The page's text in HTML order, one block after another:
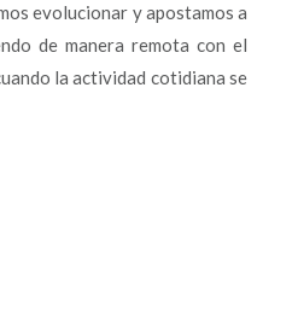
evolucionar y apostamos a
de manera remota con el
la actividad cotidiana se